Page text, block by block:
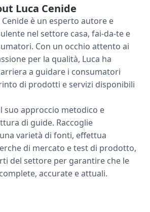
di
Luca Cenide
Cenide è un esperto autore e
nel settore casa, fai-da-te e
Con un occhio attento ai
per la qualità, Luca ha
a guidare i consumatori
di prodotti e servizi disponibili
suo approccio metodico e
di guide. Raccoglie
varietà di fonti, effettua
di mercato e test di prodotto,
del settore per garantire che le
accurate e attuali.